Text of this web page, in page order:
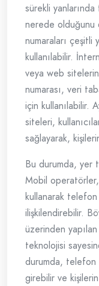
sürekli
nerede olduğunu
numaraları
kullanılabilir.
veya web
numarası, veri
için kullanılabilir.
siteleri,
sağlayarak,
Bu durumda, yer
Mobil operatörler,
kullanarak telefon
ilişkilendirebilir.
üzerinden
teknolojisi
durumda, telefon
girebilir ve